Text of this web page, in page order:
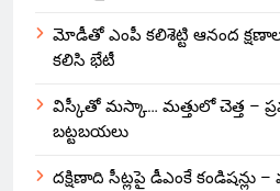
మోడీతో ఎంపీ కలిశెట్టి ఆనంద
కలిసి భేటీ
విస్కీతో మస్కా… మత్తులో చెత్త –
బట్టబయలు
దక్షిణాది సీట్లపై డీఎంకే కండిషన్లు